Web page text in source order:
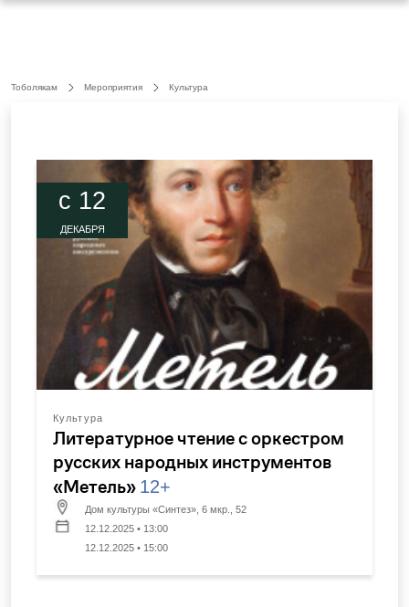
Тоболякам Мероприятия Культура
c 12
ДЕКАБРЯ
Культура
Литературное чтение с оркестром
русских народных инструментов
«Метель» 12+
Дом культуры «Синтез», 6 мкр., 52
12.12.2025 • 13:00
12.12.2025 • 15:00